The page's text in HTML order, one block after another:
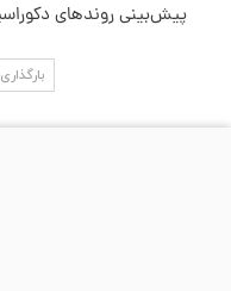
پیش‌بینی روندهای دکوراسیون داخلی ۲۰۲۶